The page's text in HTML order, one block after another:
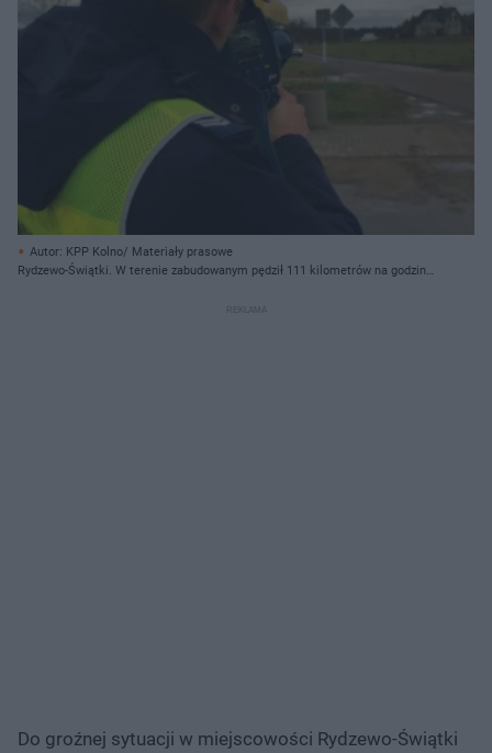
Autor: KPP Kolno/ Materiały prasowe
Rydzewo-Świątki. W terenie zabudowanym pędził 111 kilometrów na godzinę.
Do groźnej sytuacji w miejscowości Rydzewo-Świątki